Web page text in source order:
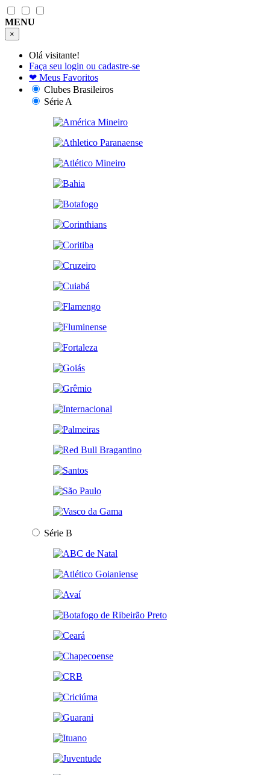
MENU
×
Olá visitante!
Faça seu login ou cadastre-se
❤ Meus Favoritos
Clubes Brasileiros
Série A
Série B